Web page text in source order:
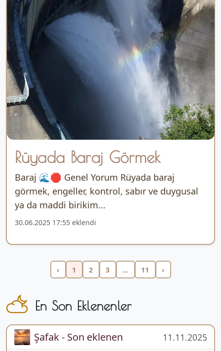
Rüyada Baraj Görmek
Baraj 🌊🛑 Genel Yorum Rüyada baraj
görmek, engeller, kontrol, sabır ve duygusal
ya da maddi birikim...
30.06.2025 17:55 eklendi
‹ 1 2 3 ... 11 ›
En Son Eklenenler
Şafak - Son eklenen 11.11.2025